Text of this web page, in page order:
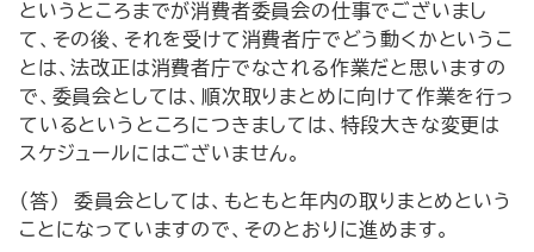
というところまでが消費者委員会の仕事でございまし
て、その後、それを受けて消費者庁でどう動くかというこ
とは、法改正は消費者庁でなされる作業だと思いますの
で、委員会としては、順次取りまとめに向けて作業を行っ
ているというところにつきましては、特段大きな変更は
スケジュールにはございません。
（答） 委員会としては、もともと年内の取りまとめという
ことになっていますので、そのとおりに進めます。